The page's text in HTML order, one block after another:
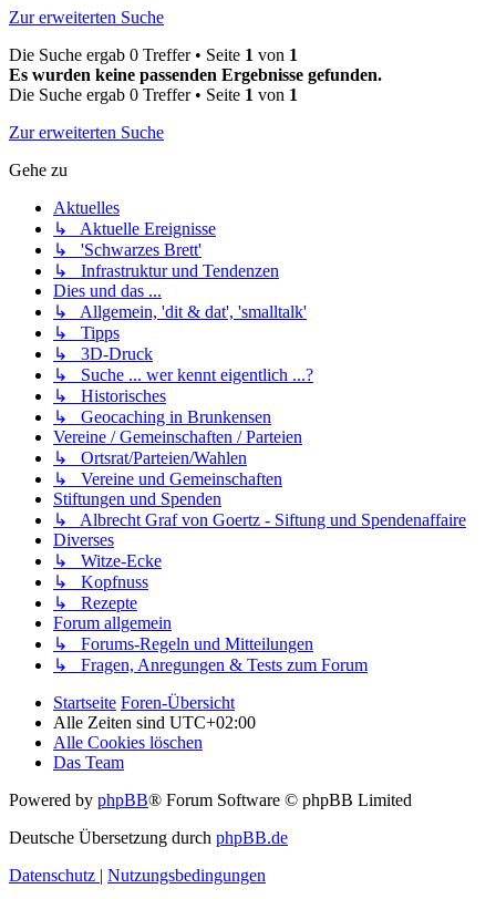
Zur erweiterten Suche
Die Suche ergab 0 Treffer • Seite 1 von 1
Es wurden keine passenden Ergebnisse gefunden.
Die Suche ergab 0 Treffer • Seite 1 von 1
Zur erweiterten Suche
Gehe zu
Aktuelles
↳ Aktuelle Ereignisse
↳ 'Schwarzes Brett'
↳ Infrastruktur und Tendenzen
Dies und das ...
↳ Allgemein, 'dit & dat', 'smalltalk'
↳ Tipps
↳ 3D-Druck
↳ Suche ... wer kennt eigentlich ...?
↳ Historisches
↳ Geocaching in Brunkensen
Vereine / Gemeinschaften / Parteien
↳ Ortsrat/Parteien/Wahlen
↳ Vereine und Gemeinschaften
Stiftungen und Spenden
↳ Albrecht Graf von Goertz - Siftung und Spendenaffaire
Diverses
↳ Witze-Ecke
↳ Kopfnuss
↳ Rezepte
Forum allgemein
↳ Forums-Regeln und Mitteilungen
↳ Fragen, Anregungen & Tests zum Forum
Startseite Foren-Übersicht
Alle Zeiten sind UTC+02:00
Alle Cookies löschen
Das Team
Powered by phpBB® Forum Software © phpBB Limited
Deutsche Übersetzung durch phpBB.de
Datenschutz | Nutzungsbedingungen